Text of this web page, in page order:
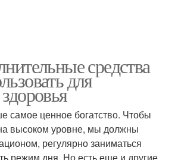
средства
для
самое ценное богатство. Чтобы
высоком уровне, мы должны
регулярно заниматься